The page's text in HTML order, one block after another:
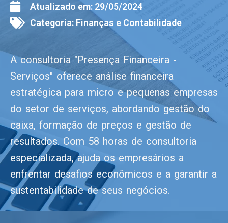
Atualizado em: 29/05/2024
Categoria: Finanças e Contabilidade
A consultoria "Presença Financeira -
Serviços" oferece análise financeira
estratégica para micro e pequenas empresas
do setor de serviços, abordando gestão do
caixa, formação de preços e gestão de
resultados. Com 58 horas de consultoria
especializada, ajuda os empresários a
enfrentar desafios econômicos e a garantir a
sustentabilidade de seus negócios.